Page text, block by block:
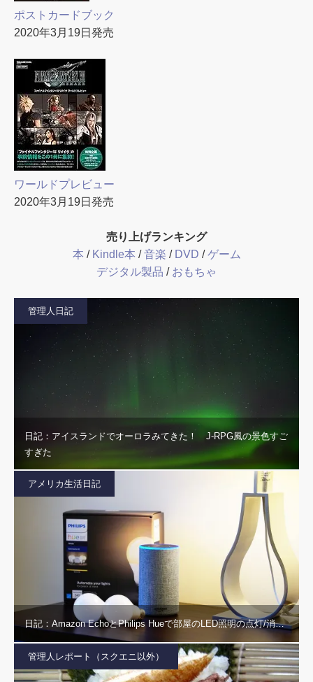
ポストカードブック
2020年3月19日発売
ワールドプレビュー
2020年3月19日発売
売り上げランキング
本 / Kindle本 /音楽 / DVD /ゲーム
デジタル製品 / おもちゃ
管理人日記
日記：アイスランドでオーロラみてきた！ J-RPG風の景色すご
すぎた
アメリカ生活日記
日記：Amazon EchoとPhilips Hueで部屋のLED照明の点灯/消…
管理人レポート（スクエニ以外）